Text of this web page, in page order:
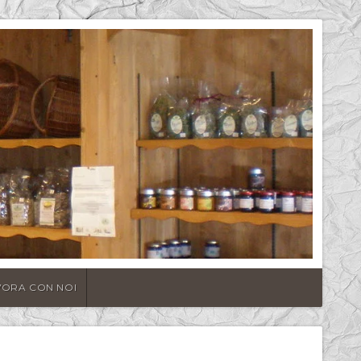
CON NOI